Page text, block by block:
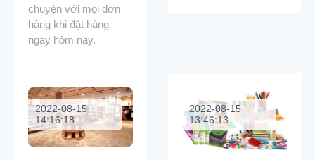
chuyện với mọi đơn
hàng khi đặt hàng
ngay hôm nay.
2022-08-15
14:16:18
2022-08-15
13:46:13